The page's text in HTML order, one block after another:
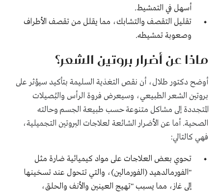
أسهل في التمشيط.
تقليل التقصف والتشابك، مما يقلل من تقصف الأطراف
وصعوبة تمشيطه.
ماذا عن أضرار بروتين الشعر؟
أوضح دكتور طلال، أن نقص التغذية السليمة بتأكيد سيؤثر على
بروتين الشعر الطبيعي، وسيعرض فروة الرأس والبُصيلات
المتجددة إلى مشاكل متنوعة حسب طبيعة الجسم وحالته
الصحية. أما عن الأضرار الشائعة لعلاجات البروتين التجميلية،
فهي كالتالي:
تحوي بعض العلاجات على مواد كيميائية ضارة مثل
"الفورمالدهيد (الفورمالين)، والتي تتحول عند تسخينها
إلى غاز، مما يسبب "تهيج العينين والأنف والحلق،